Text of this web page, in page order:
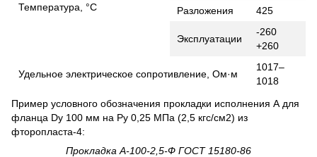
Температура, °С
Разложения
425
Эксплуатации
-260
+260
Удельное электрическое сопротивление, Ом·м
1017–
1018
Пример условного обозначения прокладки ис­полнения А для
фланца Dу 100 мм на Ру 0,25 МПа (2,5 кгс/см2) из
фторопласта-4:
Прокладка А-100-2,5-Ф ГОСТ 15180-86